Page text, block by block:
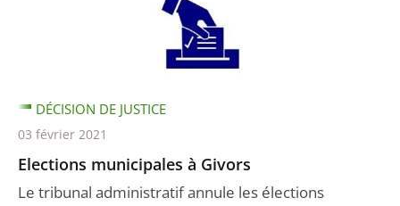
Elections municipales à Givors
Le tribunal administratif annule les élections
DÉCISION DE JUSTICE
03 février 2021